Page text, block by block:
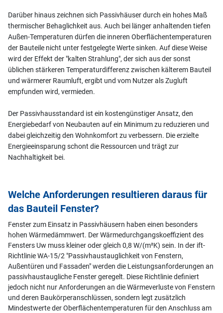
Darüber hinaus zeichnen sich Passivhäuser durch ein hohes Maß
thermischer Behaglichkeit aus. Auch bei länger anhaltenden tiefen
Außen-Temperaturen dürfen die inneren Oberflächentemperaturen
der Bauteile nicht unter festgelegte Werte sinken. Auf diese Weise
wird der Effekt der "kalten Strahlung", der sich aus der sonst
üblichen stärkeren Temperaturdifferenz zwischen kälterem Bauteil
und wärmerer Raumluft, ergibt und vom Nutzer als Zugluft
empfunden wird, vermieden.
Der Passivhausstandard ist ein kostengünstiger Ansatz, den
Energiebedarf von Neubauten auf ein Minimum zu reduzieren und
dabei gleichzeitig den Wohnkomfort zu verbessern. Die erzielte
Energieeinsparung schont die Ressourcen und trägt zur
Nachhaltigkeit bei.
Welche Anforderungen resultieren daraus für
das Bauteil Fenster?
Fenster zum Einsatz in Passivhäusern haben einen besonders
hohen Wärmedämmwert. Der Wärmedurchgangskoeffizient des
Fensters Uw muss kleiner oder gleich 0,8 W/(m²K) sein. In der ift-
Richtlinie WA-15/2 "Passivhaustauglichkeit von Fenstern,
Außentüren und Fassaden" werden die Leistungsanforderungen an
passivhaustaugliche Fenster geregelt. Diese Richtlinie definiert
jedoch nicht nur Anforderungen an die Wärmeverluste von Fenstern
und deren Baukörperanschlüssen, sondern legt zusätzlich
Mindestwerte der Oberflächentemperaturen für den Anschluss am